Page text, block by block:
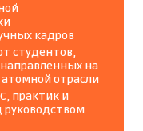
кадров
студентов,
на
отрасли
практик и
руководством